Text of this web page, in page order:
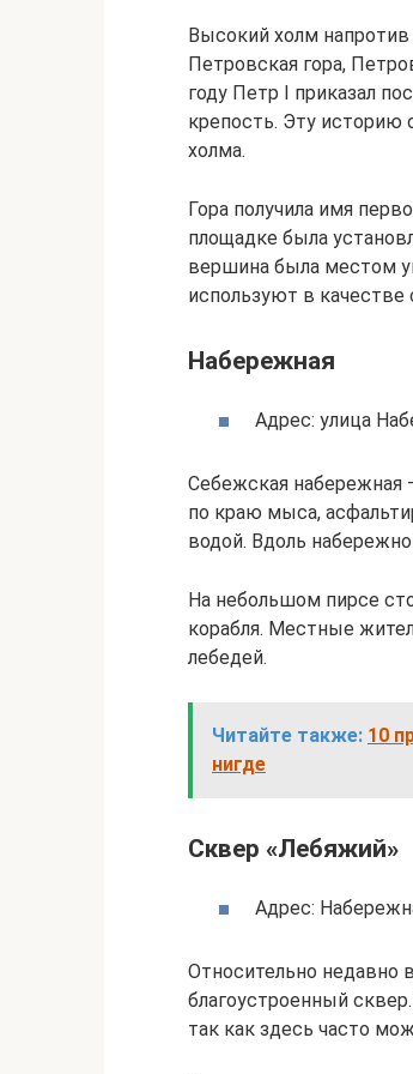
Высокий холм
Петровская гора,
году Петр I приказал
крепость. Эту историю
холма.
Гора получила имя
площадке была
вершина была местом
используют в
Набережная
Адрес: улица
Себежская набережная
по краю мыса,
водой. Вдоль
На небольшом пирсе
корабля. Местные
лебедей.
Читайте также: 10
нигде
Сквер «Лебяжий»
Адрес:
Относительно недавно
благоустроенный
так как здесь часто